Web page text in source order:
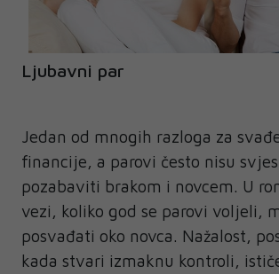
Ljubavni par
Jedan od mnogih razloga za
financije, a parovi često nisu
pozabaviti brakom i novcem. U
vezi, koliko god se parovi voljeli,
posvađati oko novca. Nažalost,
kada stvari izmaknu kontroli,